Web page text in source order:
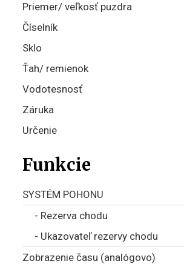
Priemer/ veľkosť puzdra
Číselník
Sklo
Ťah/ remienok
Vodotesnosť
Záruka
Určenie
Funkcie
SYSTÉM POHONU
- Rezerva chodu
- Ukazovateľ rezervy chodu
Zobrazenie času (analógovo)